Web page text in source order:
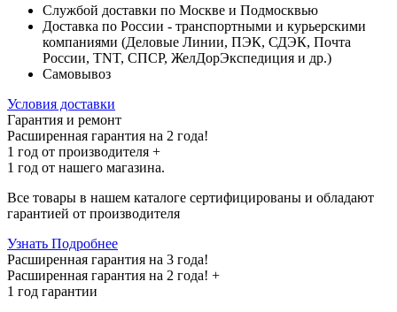
Службой доставки по Москве и Подмосквью
Доставка по России - транспортными и курьерскими
компаниями (Деловые Линии, ПЭК, СДЭК, Почта
России, TNT, СПСР, ЖелДорЭкспедиция и др.)
Самовывоз
Условия доставки
Гарантия и ремонт
Расширенная гарантия на 2 года!
1 год от производителя +
1 год от нашего магазина.
Все товары в нашем каталоге сертифицированы и обладают
гарантией от производителя
Узнать Подробнее
Расширенная гарантия на 3 года!
Расширенная гарантия на 2 года! +
1 год гарантии